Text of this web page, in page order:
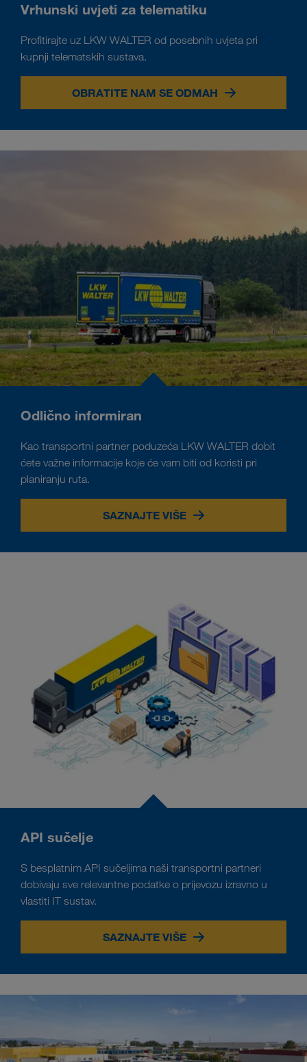
Vrhunski uvjeti za telematiku
Profitirajte uz LKW WALTER od posebnih uvjeta pri
kupnji telematskih sustava.
OBRATITE NAM SE ODMAH
Odlično informiran
Kao transportni partner poduzeća LKW WALTER dobit
ćete važne informacije koje će vam biti od koristi pri
planiranju ruta.
SAZNAJTE VIŠE
API sučelje
S besplatnim API sučeljima naši transportni partneri
dobivaju sve relevantne podatke o prijevozu izravno u
vlastiti IT sustav.
SAZNAJTE VIŠE